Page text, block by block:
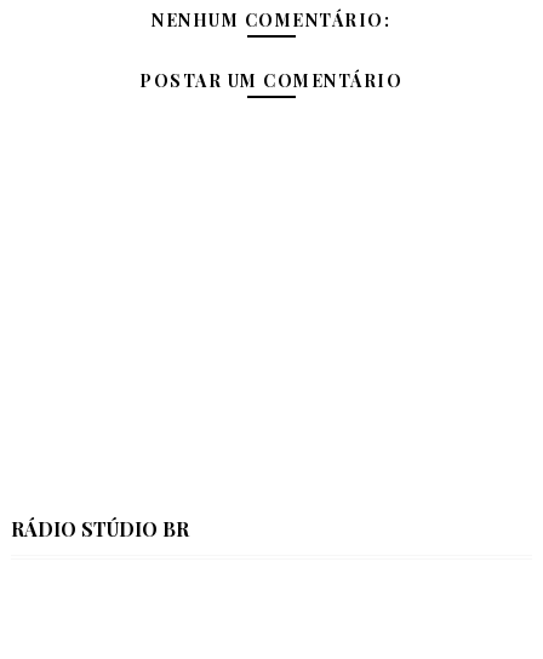
NENHUM COMENTÁRIO:
POSTAR UM COMENTÁRIO
RÁDIO STÚDIO BR